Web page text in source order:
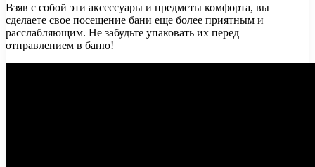
Взяв с собой эти аксессуары и предметы комфорта, вы
сделаете свое посещение бани еще более приятным и
расслабляющим. Не забудьте упаковать их перед
отправлением в баню!